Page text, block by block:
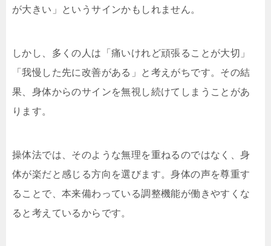
が大きい」というサインかもしれません。
しかし、多くの人は「痛いけれど頑張ることが大切」
「我慢した先に改善がある」と考えがちです。その結
果、身体からのサインを無視し続けてしまうことがあ
ります。
操体法では、そのような無理を重ねるのではなく、身
体が楽だと感じる方向を選びます。身体の声を尊重す
ることで、本来備わっている調整機能が働きやすくな
ると考えているからです。